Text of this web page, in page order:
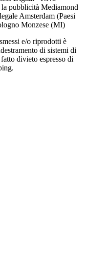
pubblicità Mediamond
Amsterdam (Paesi
Monzese (MI)
e/o riprodotti è
di sistemi di
divieto espresso di